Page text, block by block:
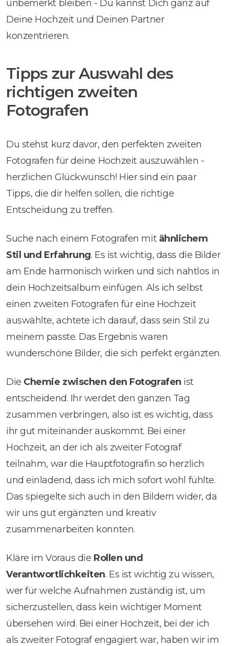
unbemerkt bleiben - Du kannst Dich ganz auf
Deine Hochzeit und Deinen Partner
konzentrieren.
Tipps zur Auswahl des
richtigen zweiten
Fotografen
Du stehst kurz davor, den perfekten zweiten
Fotografen für deine Hochzeit auszuwählen -
herzlichen Glückwunsch! Hier sind ein paar
Tipps, die dir helfen sollen, die richtige
Entscheidung zu treffen.
Suche nach einem Fotografen mit ähnlichem
Stil und Erfahrung. Es ist wichtig, dass die Bilder
am Ende harmonisch wirken und sich nahtlos in
dein Hochzeitsalbum einfügen. Als ich selbst
einen zweiten Fotografen für eine Hochzeit
auswählte, achtete ich darauf, dass sein Stil zu
meinem passte. Das Ergebnis waren
wunderschöne Bilder, die sich perfekt ergänzten.
Die Chemie zwischen den Fotografen ist
entscheidend. Ihr werdet den ganzen Tag
zusammen verbringen, also ist es wichtig, dass
ihr gut miteinander auskommt. Bei einer
Hochzeit, an der ich als zweiter Fotograf
teilnahm, war die Hauptfotografin so herzlich
und einladend, dass ich mich sofort wohl fühlte.
Das spiegelte sich auch in den Bildern wider, da
wir uns gut ergänzten und kreativ
zusammenarbeiten konnten.
Kläre im Voraus die Rollen und
Verantwortlichkeiten. Es ist wichtig zu wissen,
wer für welche Aufnahmen zuständig ist, um
sicherzustellen, dass kein wichtiger Moment
übersehen wird. Bei einer Hochzeit, bei der ich
als zweiter Fotograf engagiert war, haben wir im